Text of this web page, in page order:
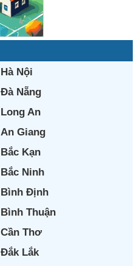
Hà Nội
Đà Nẵng
Long An
An Giang
Bắc Kạn
Bắc Ninh
Bình Định
Bình Thuận
Cần Thơ
Đắk Lắk